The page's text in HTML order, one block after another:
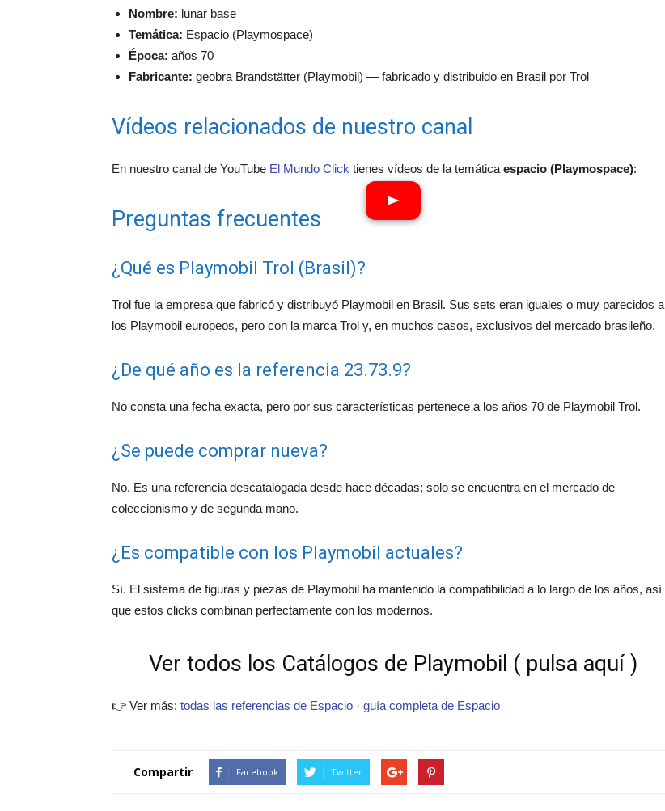
Nombre: lunar base
Temática: Espacio (Playmospace)
Época: años 70
Fabricante: geobra Brandstätter (Playmobil) — fabricado y distribuido en Brasil por Trol
Vídeos relacionados de nuestro canal
En nuestro canal de YouTube El Mundo Click tienes vídeos de la temática espacio (Playmospace):
Preguntas frecuentes
¿Qué es Playmobil Trol (Brasil)?
Trol fue la empresa que fabricó y distribuyó Playmobil en Brasil. Sus sets eran iguales o muy parecidos a
los Playmobil europeos, pero con la marca Trol y, en muchos casos, exclusivos del mercado brasileño.
¿De qué año es la referencia 23.73.9?
No consta una fecha exacta, pero por sus características pertenece a los años 70 de Playmobil Trol.
¿Se puede comprar nueva?
No. Es una referencia descatalogada desde hace décadas; solo se encuentra en el mercado de
coleccionismo y de segunda mano.
¿Es compatible con los Playmobil actuales?
Sí. El sistema de figuras y piezas de Playmobil ha mantenido la compatibilidad a lo largo de los años, así
que estos clicks combinan perfectamente con los modernos.
Ver todos los Catálogos de Playmobil ( pulsa aquí )
👉 Ver más: todas las referencias de Espacio · guía completa de Espacio
Compartir Facebook Twitter